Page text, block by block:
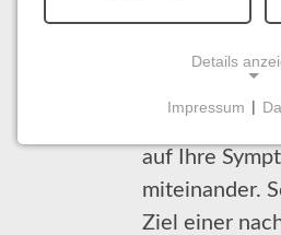
Wenn
nachhaltig
ich Körper,
den
auf Ihre
miteinander.
Ziel einer
Details
Notwendige Cookies
Funktionen und sind für
der Website erforderlich.
Impressum |